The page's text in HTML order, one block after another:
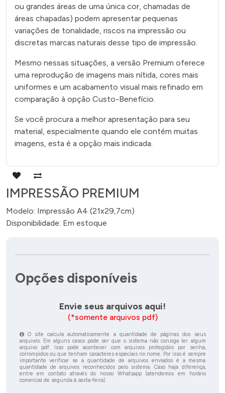
ou grandes áreas de uma única cor, chamadas de
áreas chapadas) podem apresentar pequenas
variações de tonalidade, riscos na impressão ou
discretas marcas naturais desse tipo de impressão.
Mesmo nessas situações, a versão Premium oferece
uma reprodução de imagens mais nítida, cores mais
uniformes e um acabamento visual mais refinado em
comparação à opção Custo-Benefício.
Se você procura a melhor apresentação para seu
material, especialmente quando ele contém muitas
imagens, esta é a opção mais indicada.
IMPRESSÃO PREMIUM
Modelo: Impressão A4 (21x29,7cm)
Disponibilidade: Em estoque
Opções disponíveis
Envie seus arquivos aqui!
(*somente arquivos pdf)
O site calcula automaticamente a quantidade de páginas dos seus
arquivos. Em alguns casos pode ser que o sistema não consiga ler algum
arquivo pdf. Isso pode acontecer com arquivos protegidos por senha,
corrompidos ou que tenham caracteres especiais no nome. Por isso é sempre
importante verificar se a quantidade de arquivos enviados é a mesma
quantidade de arquivos reconhecidos pelo sistema. Caso haja diferença,
entre em contato através do nosso Whatsapp (atendemos em horário
comercial de segunda à sexta-feira).